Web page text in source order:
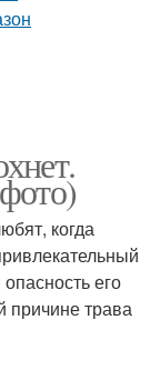
когда
его
причине трава